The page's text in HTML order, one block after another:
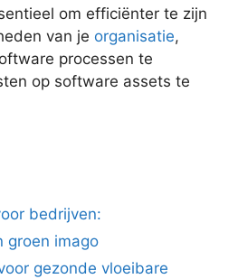
om efficiënter te zijn
van je organisatie,
processen te
op software assets te
bedrijven:
groen imago
gezonde vloeibare